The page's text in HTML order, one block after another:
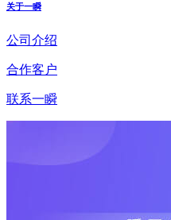
关于一瞬
公司介绍
合作客户
联系一瞬